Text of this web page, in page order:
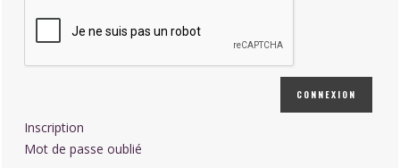
CONNEXION
Inscription
Mot de passe oublié